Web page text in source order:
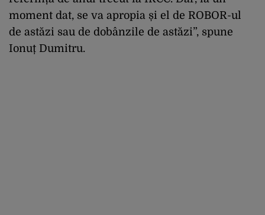
moment dat, se va apropia și el de ROBOR-ul
de astăzi sau de dobânzile de astăzi”, spune
Ionuț Dumitru.